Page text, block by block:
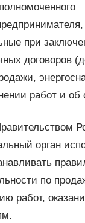
при
договоров
работ и об
орган
по
работ,